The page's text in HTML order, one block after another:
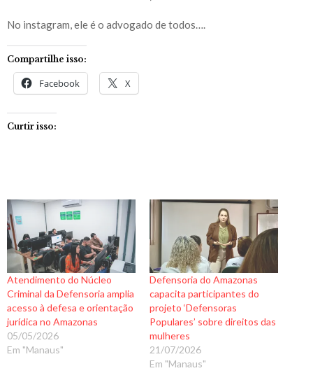
No instagram, ele é o advogado de todos….
Compartilhe isso:
Facebook X
Curtir isso:
Atendimento do Núcleo
Criminal da Defensoria amplia
acesso à defesa e orientação
jurídica no Amazonas
05/05/2026
Em "Manaus"
Defensoria do Amazonas
capacita participantes do
projeto ‘Defensoras
Populares’ sobre direitos das
mulheres
21/07/2026
Em "Manaus"